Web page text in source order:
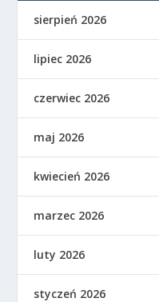
sierpień 2026
lipiec 2026
czerwiec 2026
maj 2026
kwiecień 2026
marzec 2026
luty 2026
styczeń 2026